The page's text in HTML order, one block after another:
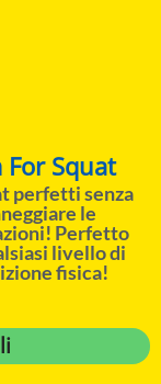
For Squat
perfetti senza
le
Perfetto
livello di
fisica!